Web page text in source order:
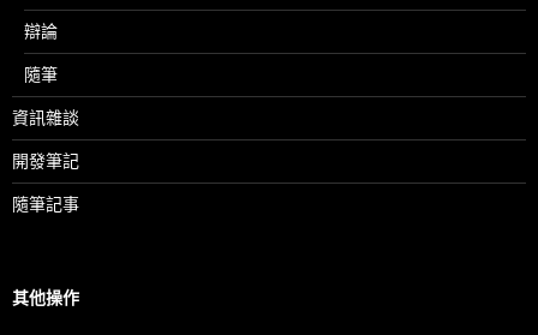
辯論
隨筆
資訊雜談
開發筆記
隨筆記事
其他操作